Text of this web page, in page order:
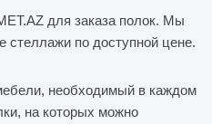
для заказа полок. Мы
стеллажи по доступной цене.
необходимый в каждом
на которых можно